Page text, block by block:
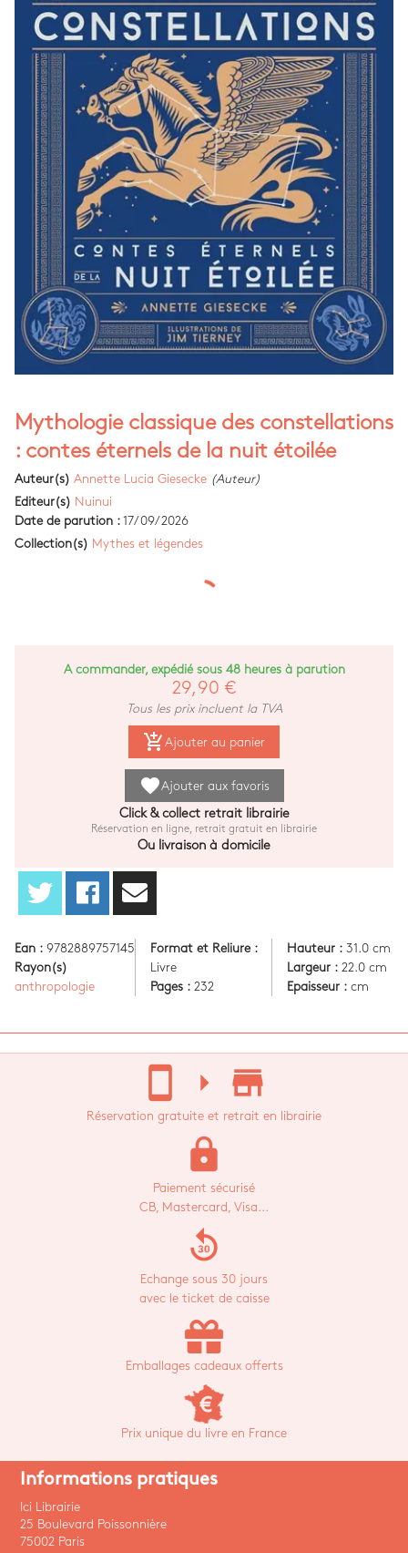
Mythologie classique des constellations
: contes éternels de la nuit étoilée
Auteur(s) Annette Lucia Giesecke (Auteur)
Editeur(s) Nuinui
Date de parution : 17/09/2026
Collection(s) Mythes et légendes
A commander, expédié sous 48 heures à parution
29,90 €
Tous les prix incluent la TVA
add_shopping_cart Ajouter au panier
favoriteAjouter aux favoris
Click & collect retrait librairie
Réservation en ligne, retrait gratuit en librairie
Ou livraison à domicile
Ean : 9782889757145
Rayon(s)
anthropologie
Format et Reliure :
Livre
Pages : 232
Hauteur :31.0 cm
Largeur :22.0 cm
Epaisseur :cm
stay_current_portrait arrow_right store_mall_directory
Réservation gratuite et retrait en librairie
lock
Paiement sécurisé
CB, Mastercard, Visa...
replay_30
Echange sous 30 jours
avec le ticket de caisse
Emballages cadeaux offerts
Prix unique du livre en France
Informations pratiques
Ici Librairie
25 Boulevard Poissonnière
75002 Paris